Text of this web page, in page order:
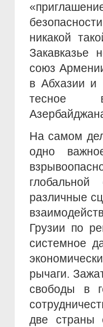
никакой
Закавказье
союз
в Абхазии и
тесное
На самом
одно
глобальной
различные
Грузии по
системное
рычаги.
свободы в
две страны